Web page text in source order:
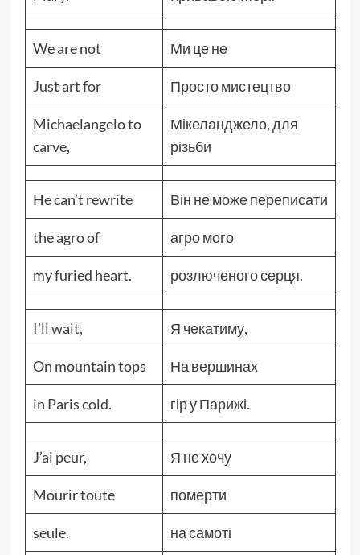
We are not Ми це не
Just art for Просто мистецтво
Michaelangelo to
carve,
Мікеланджело, для
різьби
He can’t rewrite Він не може переписати
the agro of агро мого
my furied heart. розлюченого серця.
I’ll wait, Я чекатиму,
On mountain tops На вершинах
in Paris cold. гір у Парижі.
J’ai peur, Я не хочу
Mourir toute померти
seule. на самоті